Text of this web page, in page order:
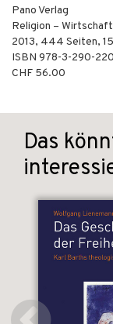
Pano Verlag
Religion –
2013, 444 Seiten,
ISBN 978-3-290-
CHF 56.00
Das